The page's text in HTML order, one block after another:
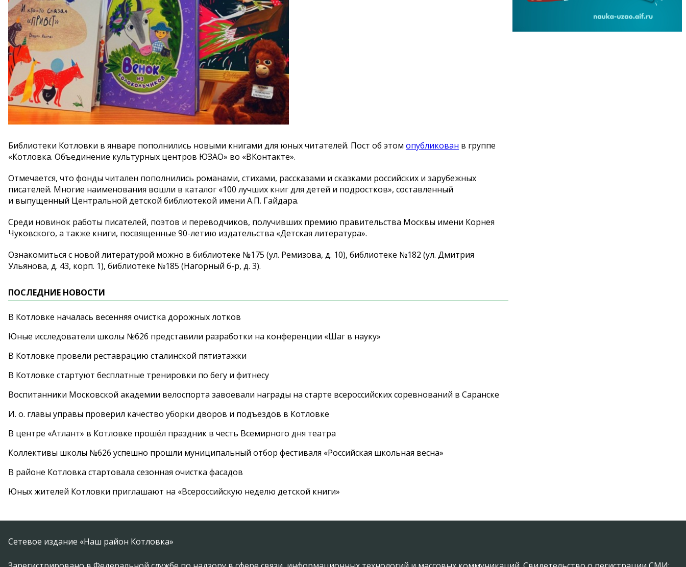
Библиотеки Котловки в январе пополнились новыми книгами для юных читателей. Пост об этом опубликован в группе
«Котловка. Объединение культурных центров ЮЗАО» во «ВКонтакте».
Отмечается, что фонды читален пополнились романами, стихами, рассказами и сказками российских и зарубежных
писателей. Многие наименования вошли в каталог «100 лучших книг для детей и подростков», составленный
и выпущенный Центральной детской библиотекой имени А.П. Гайдара.
Среди новинок работы писателей, поэтов и переводчиков, получивших премию правительства Москвы имени Корнея
Чуковского, а также книги, посвященные 90-летию издательства «Детская литература».
Ознакомиться с новой литературой можно в библиотеке №175 (ул. Ремизова, д. 10), библиотеке №182 (ул. Дмитрия
Ульянова, д. 43, корп. 1), библиотеке №185 (Нагорный б-р, д. 3).
ПОСЛЕДНИЕ НОВОСТИ
В Котловке началась весенняя очистка дорожных лотков
Юные исследователи школы №626 представили разработки на конференции «Шаг в науку»
В Котловке провели реставрацию сталинской пятиэтажки
В Котловке стартуют бесплатные тренировки по бегу и фитнесу
Воспитанники Московской академии велоспорта завоевали награды на старте всероссийских соревнований в Саранске
И. о. главы управы проверил качество уборки дворов и подъездов в Котловке
В центре «Атлант» в Котловке прошёл праздник в честь Всемирного дня театра
Коллективы школы №626 успешно прошли муниципальный отбор фестиваля «Российская школьная весна»
В районе Котловка стартовала сезонная очистка фасадов
Юных жителей Котловки приглашают на «Всероссийскую неделю детской книги»
Сетевое издание «Наш район Котловка»